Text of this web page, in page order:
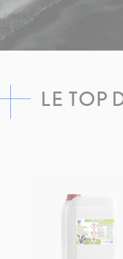
LE TOP